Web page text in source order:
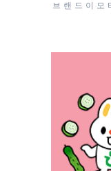
브랜드이